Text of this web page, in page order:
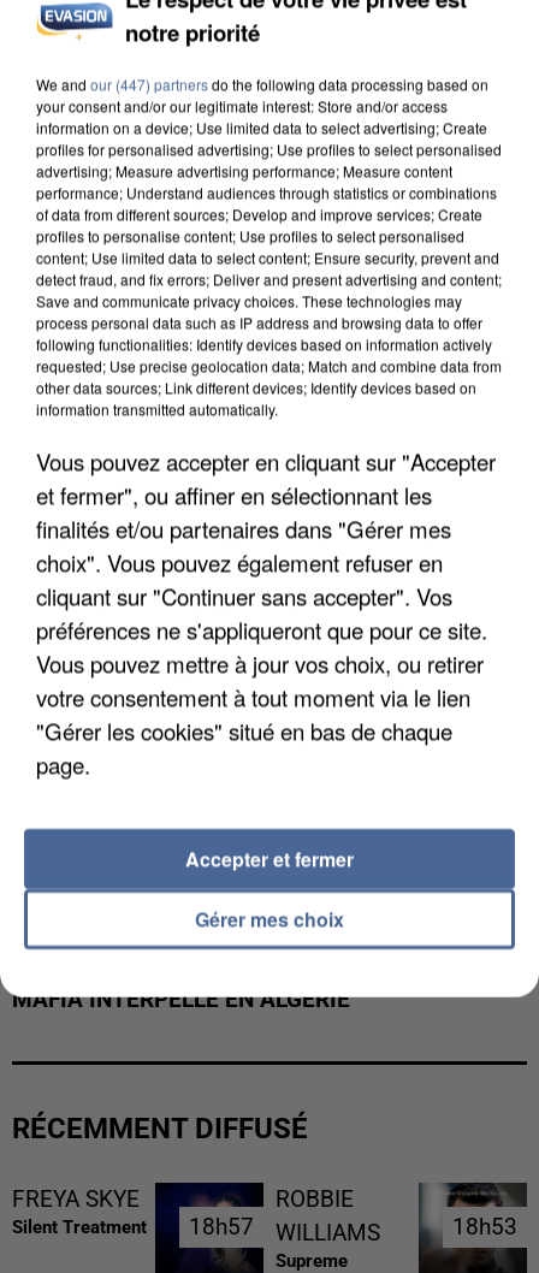
INCENDIES : L’ÎLE-DE-FRANCE LANCE UN ÉLAN
DE SOLIDARITÉ AVEC LES...
APRÈS TOUTES CES CANICULES, LES REFUGES
DE FAUNE SAUVAGE SONT...
MAFIA INTERPELLÉ EN ALGÉRIE
RÉCEMMENT DIFFUSÉ
FREYA SKYE
Silent Treatment 18h57
18h57
ROBBIE
WILLIAMS
Supreme
18h53
18h53
notre priorité
We and our (447) partnersdo the following data processing based on
your consent and/or our legitimate interest: Store and/or access
information on a device; Use limited data to select advertising; Create
profiles for personalised advertising; Use profiles to select personalised
advertising; Measure advertising performance; Measure content
performance; Understand audiences through statistics or combinations
of data from different sources; Develop and improve services; Create
profiles to personalise content; Use profiles to select personalised
content; Use limited data to select content; Ensure security, prevent and
detect fraud, and fix errors; Deliver and present advertising and content;
Save and communicate privacy choices. These technologies may
process personal data such as IP address and browsing data to offer
following functionalities: Identify devices based on information actively
requested; Use precise geolocation data; Match and combine data from
other data sources; Link different devices; Identify devices based on
information transmitted automatically.
Vous pouvez accepter en cliquant sur "Accepter
et fermer", ou affiner en sélectionnant les
finalités et/ou partenaires dans "Gérer mes
choix". Vous pouvez également refuser en
cliquant sur "Continuer sans accepter". Vos
préférences ne s'appliqueront que pour ce site.
Vous pouvez mettre à jour vos choix, ou retirer
votre consentement à tout moment via le lien
"Gérer les cookies" situé en bas de chaque
page.
Gérer mes choix
Accepter et fermer